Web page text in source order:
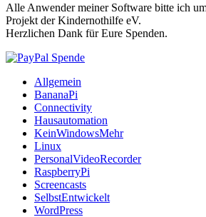
Alle Anwender meiner Software bitte ich
Projekt der Kindernothilfe eV.
Herzlichen Dank für Eure Spenden.
Allgemein
BananaPi
Connectivity
Hausautomation
KeinWindowsMehr
Linux
PersonalVideoRecorder
RaspberryPi
Screencasts
SelbstEntwickelt
WordPress